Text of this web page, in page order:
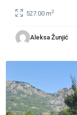
527.00 m2
Aleksa Žunjić